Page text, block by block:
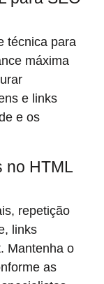
técnica para
máxima
e links
e os
no HTML
repetição
links
Mantenha o
as